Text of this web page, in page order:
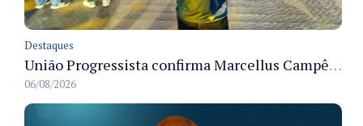
Destaques
União Progressista confirma Marcellus Campêlo como candidato a deputado estadual
06/08/2026